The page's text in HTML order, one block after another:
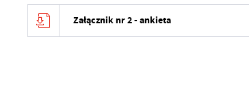
Załącznik nr 2 - ankieta